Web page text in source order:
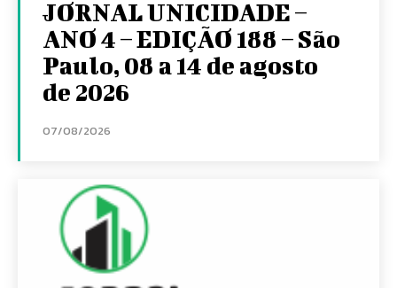
JORNAL UNICIDADE –
ANO 4 – EDIÇÃO 188 – São
Paulo, 08 a 14 de agosto
de 2026
07/08/2026